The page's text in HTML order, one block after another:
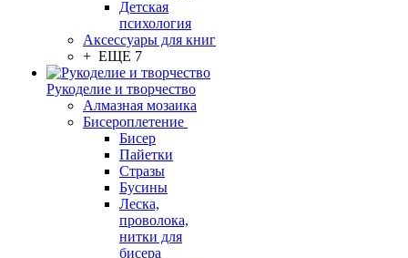
Детская
психология
Аксессуары для книг
+ ЕЩЕ 7
Рукоделие и творчество
Алмазная мозаика
Бисероплетение
Бисер
Пайетки
Стразы
Бусины
Леска,
проволока,
нитки для
бисера